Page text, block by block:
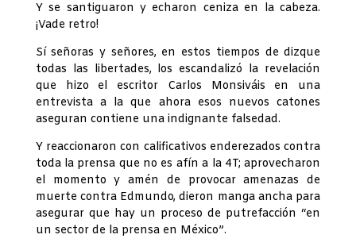
Y se santiguaron y echaron ceniza en la cabeza.
¡Vade retro!
Sí señoras y señores, en estos tiempos de dizque
todas las libertades, los escandalizó la revelación
que hizo el escritor Carlos Monsiváis en una
entrevista a la que ahora esos nuevos catones
aseguran contiene una indignante falsedad.
Y reaccionaron con calificativos enderezados contra
toda la prensa que no es afín a la 4T; aprovecharon
el momento y amén de provocar amenazas de
muerte contra Edmundo, dieron manga ancha para
asegurar que hay un proceso de putrefacción “en
un sector de la prensa en México”.